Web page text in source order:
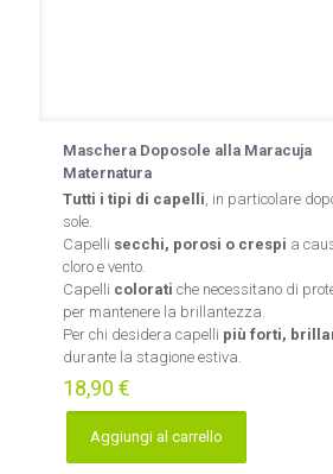
Maschera Doposole alla Maracuja
Maternatura
Tutti i tipi di capelli, in particolare
sole.
Capelli secchi, porosi o crespi a
cloro e vento.
Capelli colorati che necessitano di
per mantenere la brillantezza.
Per chi desidera capelli più forti,
durante la stagione estiva.
18,90 €
Aggiungi al carrello